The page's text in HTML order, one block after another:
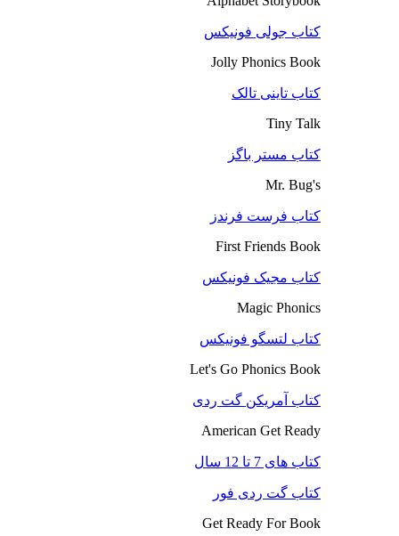
کتاب جولی فونیکس
Jolly Phonics Book
کتاب تاینی تالک
Tiny Talk
کتاب مستر باگز
Mr. Bug's
کتاب فرست فرندز
First Friends Book
کتاب مجیک فونیکس
Magic Phonics
کتاب لتسگو فونیکس
Let's Go Phonics Book
کتاب آمریکن گت ردی
American Get Ready
کتاب های 7 تا 12 سال
کتاب گت ردی فور
Get Ready For Book